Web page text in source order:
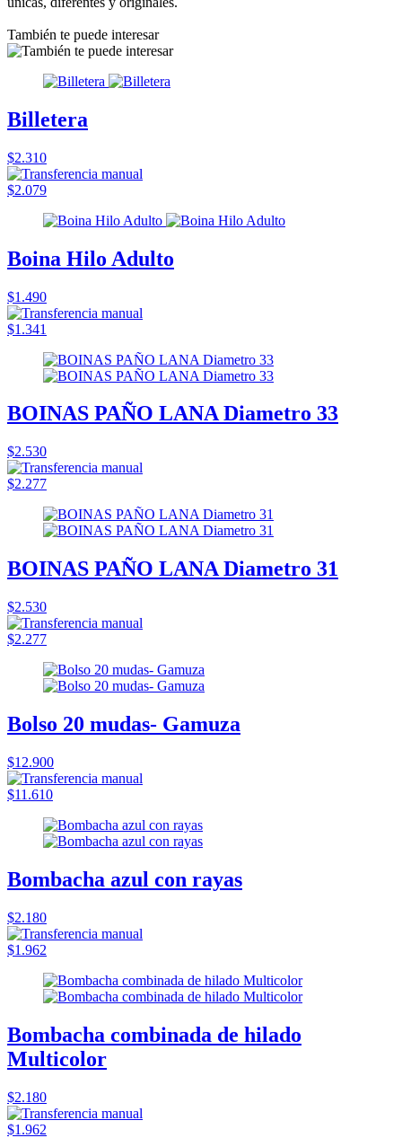
También te puede interesar
Billetera
$2.310
$2.079
Boina Hilo Adulto
$1.490
$1.341
BOINAS PAÑO LANA Diametro 33
$2.530
$2.277
BOINAS PAÑO LANA Diametro 31
$2.530
$2.277
Bolso 20 mudas- Gamuza
$12.900
$11.610
Bombacha azul con rayas
$2.180
$1.962
Bombacha combinada de hilado
Multicolor
$2.180
$1.962